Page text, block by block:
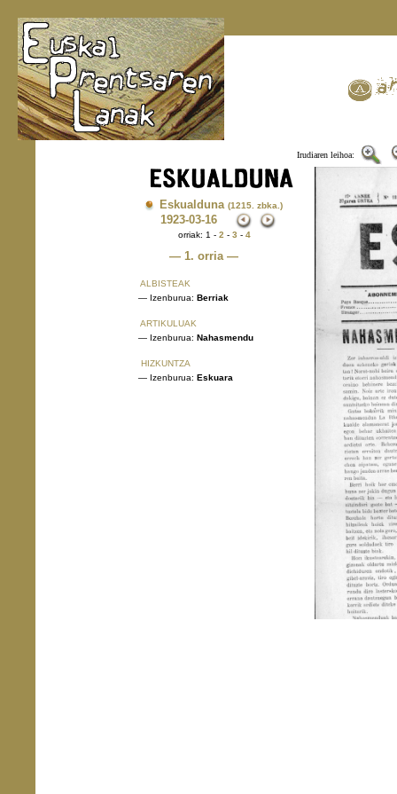
Irudiaren leihoa:
Eskualduna (1215. zbka.)
1923-03-16
orriak: 1 - 2 - 3 - 4
— 1. orria —
ALBISTEAK
— Izenburua: Berriak
ARTIKULUAK
— Izenburua: Nahasmendu
HIZKUNTZA
— Izenburua: Eskuara